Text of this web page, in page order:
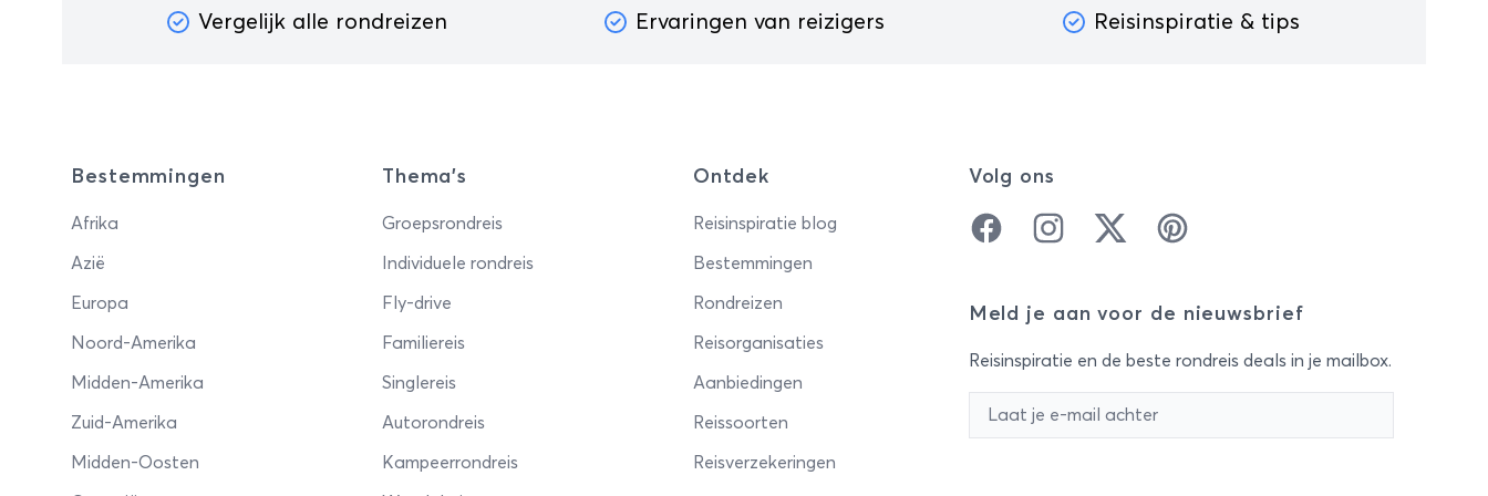
jullie ligt, hoe je in Arashiyama
hebben.Java is een paradijs
wereld, ontdek de Nederlandse
invloeden in Malang en verken
becak.Vervolgens reizen jullie
door naar het paradijselijke Bali.
Pemuteran, bezoek de gezellige
marktjes in Ubud, maak een
Vergelijk alle rondreizen Ervaringen van reizigers Reisinspiratie & tips
Bestemmingen
Afrika
Azië
Europa
Noord-Amerika
Midden-Amerika
Zuid-Amerika
Midden-Oosten
Thema's
Groepsrondreis
Individuele rondreis
Fly-drive
Familiereis
Singlereis
Autorondreis
Kampeerrondreis
Ontdek
Reisinspiratie blog
Bestemmingen
Rondreizen
Reisorganisaties
Aanbiedingen
Reissoorten
Reisverzekeringen
Volg ons
FacebookInstagramTwitter Pinterest
Meld je aan voor de nieuwsbrief
Reisinspiratie en de beste rondreis deals in je mailbox.